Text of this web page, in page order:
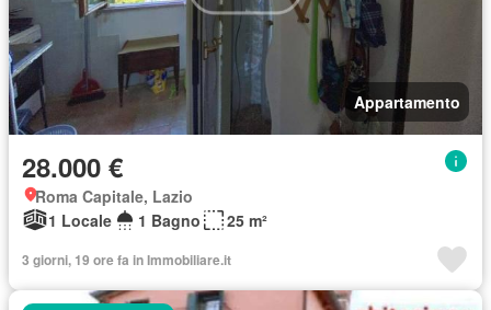
Appartamento
28.000 €
Roma Capitale, Lazio
1 Locale
1 Bagno 25 m²
3 giorni, 19 ore fa in Immobiliare.it